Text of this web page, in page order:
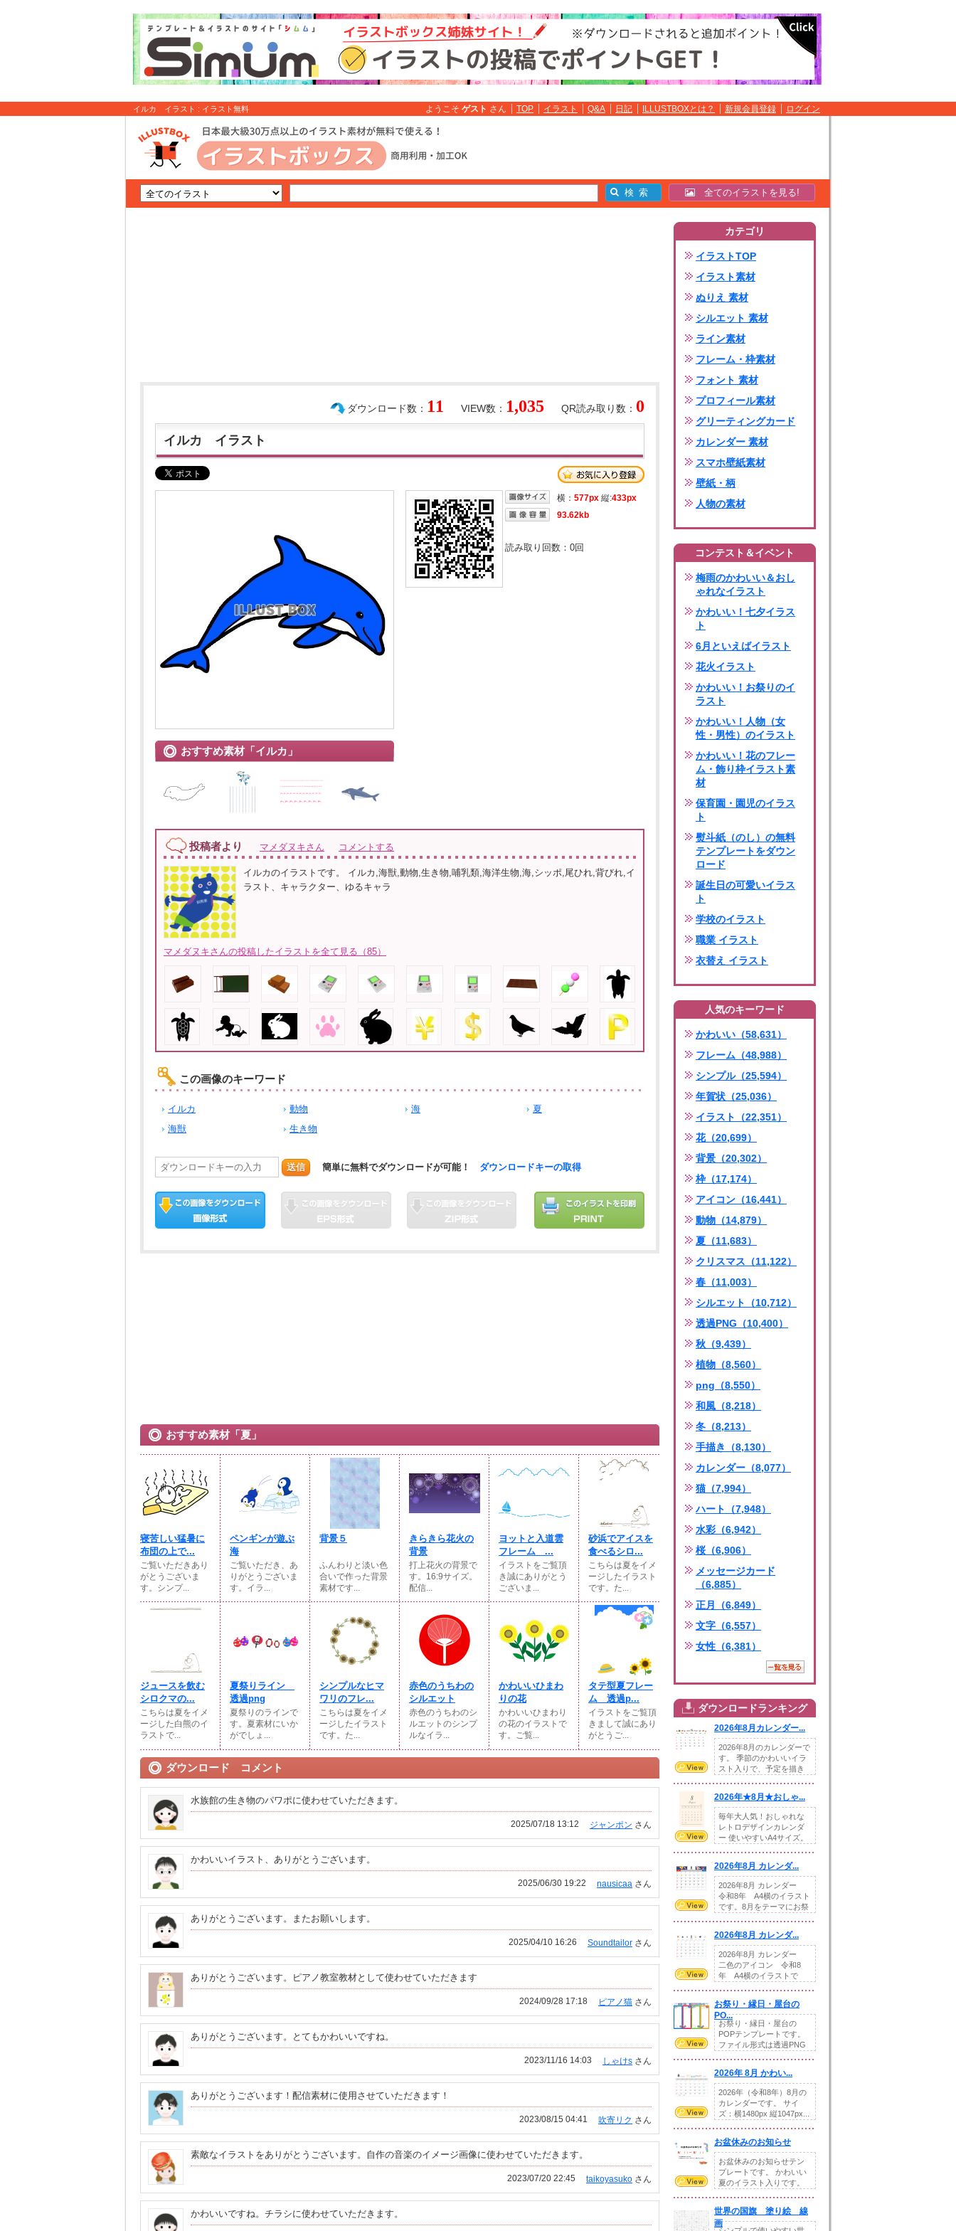
イルカ イラスト : イラスト無料 ようこそ ゲスト さん TOP イラスト Q&A 日記 ILLUSTBOXとは？ 新規会員登録 ログイン
全てのイラストを見る!
QR読み取り数： 0
VIEW数： 1,035
ダウンロード数： 11
イルカ イラスト
おすすめ素材「イルカ」
横： 577px 縦:433px
93.62kb
読み取り回数： 0回
投稿者より マメダヌキさん コメントする
イルカのイラストです。 イルカ,海獣,動物,生き物,哺乳類,海洋生物,海,シッポ,尾ひれ,背びれ,イ
ラスト、キャラクター、ゆるキャラ
マメダヌキさんの投稿したイラストを全て見る（85）
この画像のキーワード
イルカ 動物 海
夏
海獣
生き物
送信 簡単に無料でダウンロードが可能！ ダウンロードキーの取得
おすすめ素材「夏」
寝苦しい猛暑に
布団の上で...
ご覧いただきあり
がとうございま
す。シンプ...
ペンギンが遊ぶ
海
ご覧いただき、あ
りがとうございま
す。イラ...
背景５
ふんわりと淡い色
合いで作った背景
素材です...
きらきら花火の
背景
打上花火の背景で
す。16:9サイズ。
配信...
ヨットと入道雲
フレーム ...
イラストをご覧頂
き誠にありがとう
ございま...
砂浜でアイスを
食べるシロ...
こちらは夏をイメ
ージしたイラスト
です。た...
ジュースを飲む
シロクマの...
こちらは夏をイメ
ージした白熊のイ
ラストで...
夏祭りライン
透過png
夏祭りのラインで
す。夏素材にいか
がでしょ...
シンプルなヒマ
ワリのフレ...
こちらは夏をイメ
ージしたイラスト
です。た...
赤色のうちわの
シルエット
赤色のうちわのシ
ルエットのシンプ
ルなイラ...
かわいいひまわ
りの花
かわいいひまわり
の花のイラストで
す。ご覧...
タテ型夏フレー
ム 透過p...
イラストをご覧頂
きまして誠にあり
がとうご...
ダウンロード コメント
水族館の生き物のパワポに使わせていただきます。
ジャンポン さん
2025/07/18 13:12
かわいいイラスト、ありがとうございます。
nausicaa さん
2025/06/30 19:22
ありがとうございます。またお願いします。
Soundtailor さん
2025/04/10 16:26
ありがとうございます。ピアノ教室教材として使わせていただきます
ピアノ猫 さん
2024/09/28 17:18
ありがとうございます。とてもかわいいですね。
しゃけs さん
2023/11/16 14:03
ありがとうございます！配信素材に使用させていただきます！
吹寄リク さん
2023/08/15 04:41
素敵なイラストをありがとうございます。自作の音楽のイメージ画像に使わせていただきます。
taikoyasuko さん
2023/07/20 22:45
かわいいですね。チラシに使わせていただきます。
カテゴリ
イラストTOP
イラスト素材
ぬりえ 素材
シルエット 素材
ライン素材
フレーム・枠素材
フォント 素材
プロフィール素材
グリーティングカード
カレンダー 素材
スマホ壁紙素材
壁紙・柄
人物の素材
コンテスト＆イベント
梅雨のかわいい＆おし
ゃれなイラスト
かわいい！七夕イラス
ト
6月といえばイラスト
花火イラスト
かわいい！お祭りのイ
ラスト
かわいい！人物（女
性・男性）のイラスト
かわいい！花のフレー
ム・飾り枠イラスト素
材
保育園・園児のイラス
ト
熨斗紙（のし）の無料
テンプレートをダウン
ロード
誕生日の可愛いイラス
ト
学校のイラスト
職業 イラスト
衣替え イラスト
人気のキーワード
かわいい（58,631）
フレーム（48,988）
シンプル（25,594）
年賀状（25,036）
イラスト（22,351）
花（20,699）
背景（20,302）
枠（17,174）
アイコン（16,441）
動物（14,879）
夏（11,683）
クリスマス（11,122）
春（11,003）
シルエット（10,712）
透過PNG（10,400）
秋（9,439）
植物（8,560）
png（8,550）
和風（8,218）
冬（8,213）
手描き（8,130）
カレンダー（8,077）
猫（7,994）
ハート（7,948）
水彩（6,942）
桜（6,906）
メッセージカード
（6,885）
正月（6,849）
文字（6,557）
女性（6,381）
ダウンロードランキング
2026年8月カレンダー...
2026年8月のカレンダーで
す。 季節のかわいいイラ
スト入りで、予定を描き
2026年★8月★おしゃ...
毎年大人気！おしゃれな
レトロデザインカレンダ
ー 使いやすいA4サイズ。
2026年8月 カレンダ...
2026年8月 カレンダー
令和8年 A4横のイラスト
です。8月をテーマにお祭
2026年8月 カレンダ...
2026年8月 カレンダー
二色のアイコン 令和8
年 A4横のイラストで
お祭り・縁日・屋台の
PO...
お祭り・縁日・屋台の
POPテンプレートです。
ファイル形式は透過PNG
2026年 8月 かわい...
2026年（令和8年）8月の
カレンダーです。 サイ
ズ：横1480px 縦1047px...
お盆休みのお知らせ
お盆休みのお知らせテン
プレートです。 かわいい
夏のイラスト入りです。
世界の国旗 塗り絵 線
画